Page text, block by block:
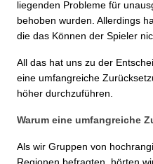
liegenden Probleme für
behoben wurden. Allerdings
die das Können der Spieler
All das hat uns zu der
eine umfangreiche
höher durchzuführen.
Warum eine umfangreiche
Als wir Gruppen von